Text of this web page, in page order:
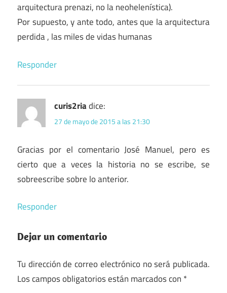
arquitectura prenazi, no la neohelenística).
Por supuesto, y ante todo, antes que la arquitectura
perdida , las miles de vidas humanas
Responder
curis2riadice:
27 de mayo de 2015 a las 21:30
Gracias por el comentario José Manuel, pero es
cierto que a veces la historia no se escribe, se
sobreescribe sobre lo anterior.
Responder
Dejar un comentario
Tu dirección de correo electrónico no será publicada.
Los campos obligatorios están marcados con *